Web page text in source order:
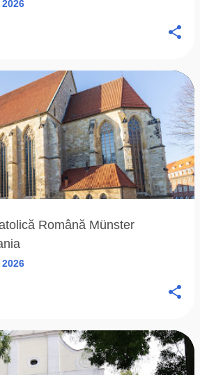
Română Münster